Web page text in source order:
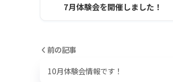
7月体験会を開催しました！
前の記事
10月体験会情報です！